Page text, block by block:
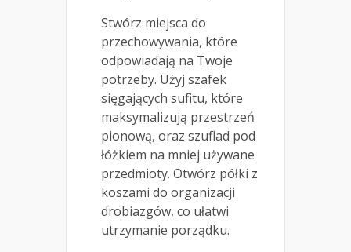
Stwórz miejsca do
przechowywania, które
odpowiadają na Twoje
potrzeby. Użyj szafek
sięgających sufitu, które
maksymalizują przestrzeń
pionową, oraz szuflad pod
łóżkiem na mniej używane
przedmioty. Otwórz półki z
koszami do organizacji
drobiazgów, co ułatwi
utrzymanie porządku.